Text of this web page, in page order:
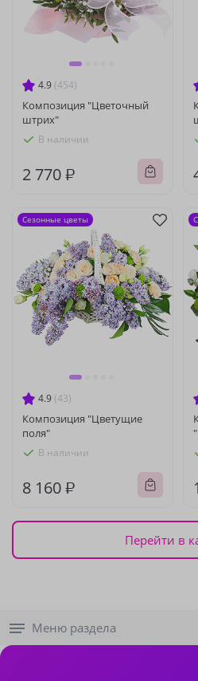
4.9 (454)
Композиция "Цветочный
штрих"
В наличии
2 770 ₽
4.9 (43)
Композиция "Цветущие
поля"
В наличии
8 160 ₽
Сезонные цветы
"
Перейти в
Меню раздела